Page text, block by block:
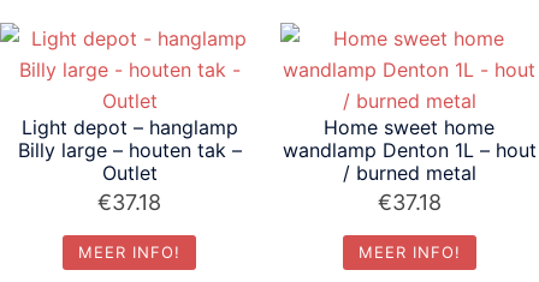
Light depot – hanglamp
Billy large – houten tak –
Outlet
€37.18
MEER INFO!
Home sweet home
wandlamp Denton 1L – hout
/ burned metal
€37.18
MEER INFO!